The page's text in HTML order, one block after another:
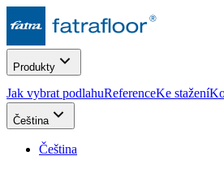
Produkty
Jak vybrat podlahuReferenceKe stažení
Čeština
Čeština